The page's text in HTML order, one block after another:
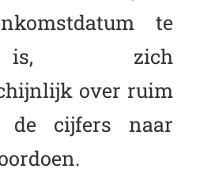
te
zich
over ruim
cijfers naar